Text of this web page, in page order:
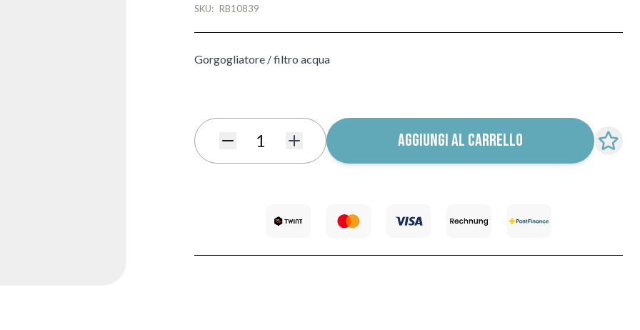
SKU: RB10839
Gorgogliatore / filtro acqua
Quantità AGGIUNGI AL CARRELLO